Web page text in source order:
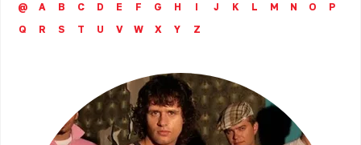
@
A B C D E F G H I J K L M N O
P
Q
R S T U V W X Y Z